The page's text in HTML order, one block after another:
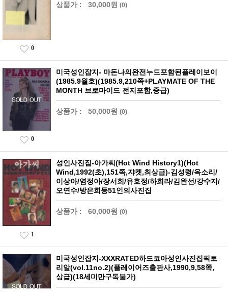
상품가 : 30,000원 (0)
0
미국성인잡지- 마돈나의완전누드포함된플레이보이
(1985.9월호)(1985.9,210쪽+PLAYMATE OF THE
MONTH 브로마이드 전지포함,중급)
상품가 : 50,000원 (0)
0
성인사진집-아가씨(Hot Wind History1)(Hot
Wind,1992(초),151쪽,쟈켓,최상급)-김성령/옥소리/
이상아/염정아/장서희/유호정/하희라/김완선/강수지/
오연수/방은희등51인의사진집
상품가 : 60,000원 (0)
1
미국성인잡지-XXXRATED하드코아성인사진집픽토
리알(vol.11no.2)(플레이어즈출판사,1990,9,58쪽,
상급)(18세미만구독불가)